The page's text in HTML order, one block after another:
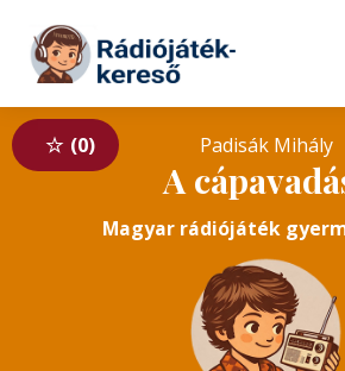
Tovább a tartalomhoz
0 Padisák Mihály
A
Magyar rádiójáték